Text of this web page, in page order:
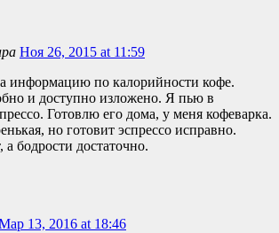
Ноя 26, 2015 at 11:59
информацию по калорийности кофе.
и доступно изложено. Я пью в
Готовлю его дома, у меня кофеварка.
но готовит эспрессо исправно.
бодрости достаточно.
13, 2016 at 18:46